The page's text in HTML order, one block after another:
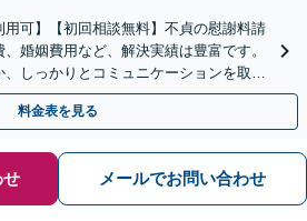
用可】【初回相談無料】不貞の慰謝料請
婚姻費用など、解決実績は豊富です。
しっかりとコミュニケーションを取り
す
料金表を見る
メールでお問い合わせ